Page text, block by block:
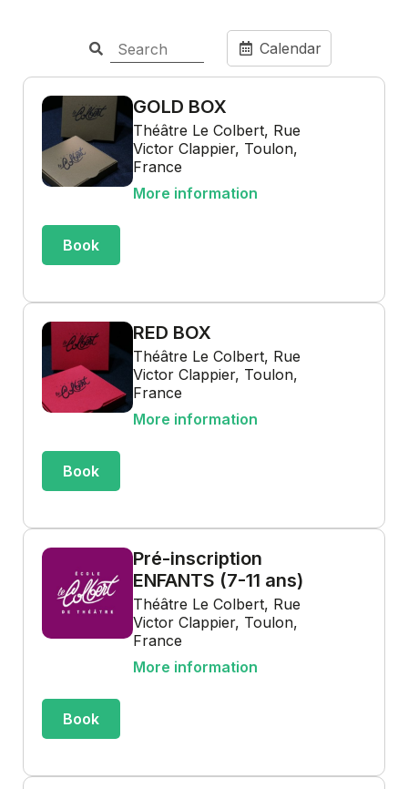
Calendar
GOLD BOX
Théâtre Le Colbert, Rue
Victor Clappier, Toulon,
France
More information
Book
RED BOX
Théâtre Le Colbert, Rue
Victor Clappier, Toulon,
France
More information
Book
Pré-inscription
ENFANTS (7-11 ans)
Théâtre Le Colbert, Rue
Victor Clappier, Toulon,
France
More information
Book